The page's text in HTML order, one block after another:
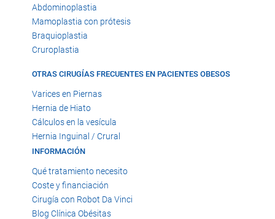
Abdominoplastia
Mamoplastia con prótesis
Braquioplastia
Cruroplastia
OTRAS CIRUGÍAS FRECUENTES EN PACIENTES OBESOS
Varices en Piernas
Hernia de Hiato
Cálculos en la vesícula
Hernia Inguinal / Crural
INFORMACIÓN
Qué tratamiento necesito
Coste y financiación
Cirugía con Robot Da Vinci
Blog Clínica Obésitas